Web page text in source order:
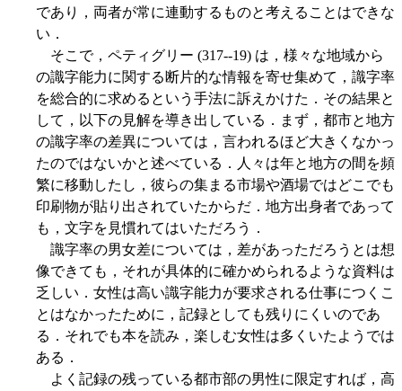
であり，両者が常に連動するものと考えることはできな
い．
そこで，ペティグリー (317--19) は，様々な地域から
の識字能力に関する断片的な情報を寄せ集めて，識字率
を総合的に求めるという手法に訴えかけた．その結果と
して，以下の見解を導き出している．まず，都市と地方
の識字率の差異については，言われるほど大きくなかっ
たのではないかと述べている．人々は年と地方の間を頻
繁に移動したし，彼らの集まる市場や酒場ではどこでも
印刷物が貼り出されていたからだ．地方出身者であって
も，文字を見慣れてはいただろう．
識字率の男女差については，差があっただろうとは想
像できても，それが具体的に確かめられるような資料は
乏しい．女性は高い識字能力が要求される仕事につくこ
とはなかったために，記録としても残りにくいのであ
る．それでも本を読み，楽しむ女性は多くいたようでは
ある．
よく記録の残っている都市部の男性に限定すれば，高